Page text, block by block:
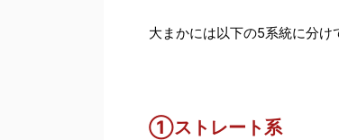
大まかには以下の5系統に分け
①ストレート系